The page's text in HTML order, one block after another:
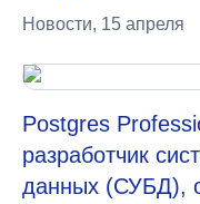
Новости, 15 апреля
Postgres
разработчик
данных (СУБД),